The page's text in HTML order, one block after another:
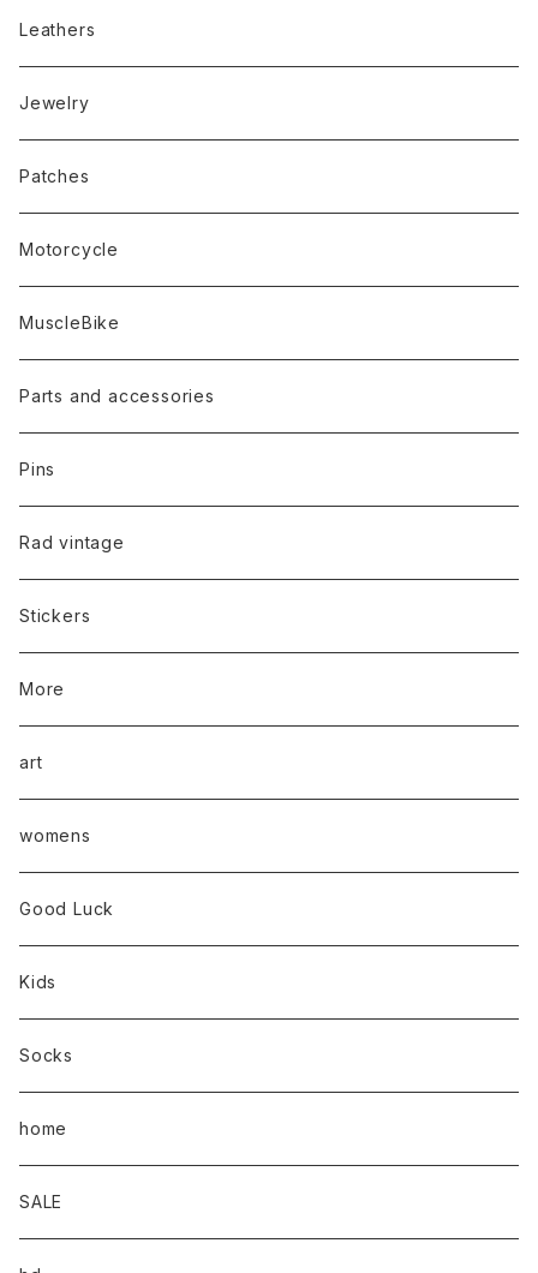
Leathers
Jewelry
Patches
Motorcycle
MuscleBike
Parts and accessories
Pins
Rad vintage
Stickers
More
art
womens
Good Luck
Kids
Socks
home
SALE